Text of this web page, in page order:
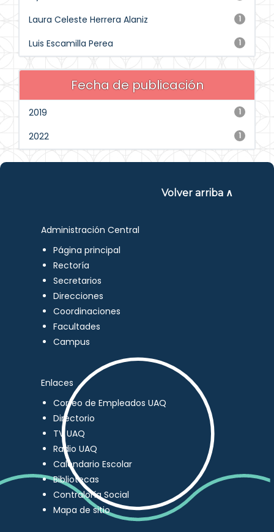
1
Laura Celeste Herrera Alaniz
1
Luis Escamilla Perea
Fecha de publicación
1
2019
1
2022
Volver arriba ∧
Administración Central
Página principal
Rectoría
Secretarios
Direcciones
Coordinaciones
Facultades
Campus
Enlaces
Correo de Empleados UAQ
Directorio
TV UAQ
Radio UAQ
Calendario Escolar
Bibliotecas
Contraloría Social
Mapa de sitio